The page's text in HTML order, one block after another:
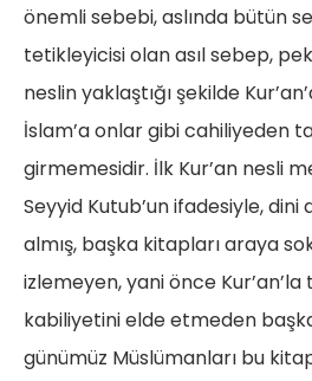
önemli sebebi, aslında bütün
tetikleyicisi olan asıl sebep,
neslin yaklaştığı şekilde
İslam’a onlar gibi cahiliyeden
girmemesidir. İlk Kur’an nesli
Seyyid Kutub’un ifadesiyle, dini
almış, başka kitapları araya
izlemeyen, yani önce
kabiliyetini elde etmeden
günümüz Müslümanları bu